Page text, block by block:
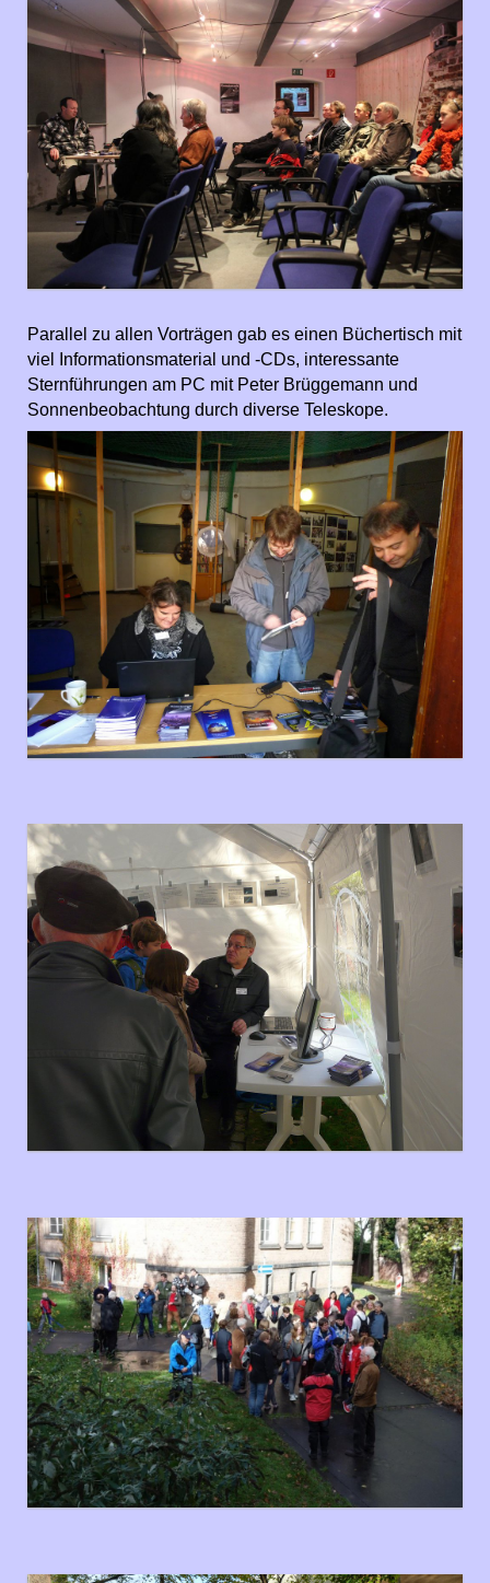
Parallel zu allen Vorträgen gab es einen Büchertisch mit
viel Informationsmaterial und -CDs, interessante
Sternführungen am PC mit Peter Brüggemann und
Sonnenbeobachtung durch diverse Teleskope.